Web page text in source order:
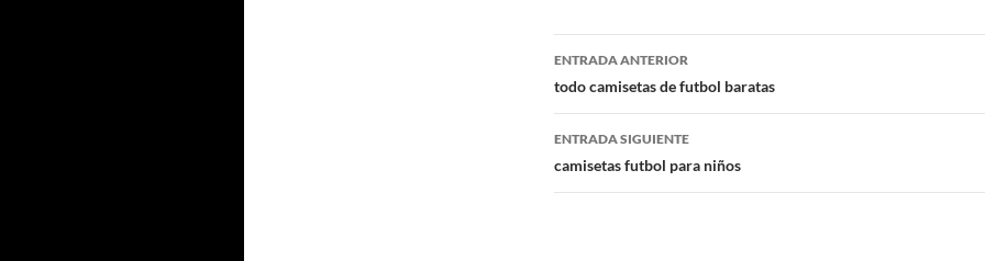
Navegación
de
entradas
ENTRADA ANTERIOR
todo camisetas de futbol baratas
ENTRADA SIGUIENTE
camisetas futbol para niños